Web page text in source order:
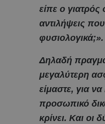
είπε ο γιατρός
αντιλήψεις
φυσιολογικά;».
Δηλαδή
μεγαλύτερη
είμαστε, για
προσωπικό
κρίνει. Και οι